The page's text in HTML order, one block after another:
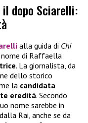
dopo Sciarelli:
alla guida di Chi
nome di Raffaella
. La giornalista, da
dello storico
la candidata
eredità. Secondo
nome sarebbe in
Rai, anche se da